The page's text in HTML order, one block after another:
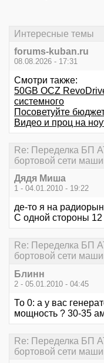
Интересные темы
forums-kuban.ru
08.08.2026 - 17:31
Смотри также:
50GB OCZ
системного
Посоветуйте
Видео и проц на
Re: Переделка БП
бортовой сети
Дядя Миша
1 - 04.01.2010 - 19:22
де-то я на
С одной стороны 12
Re: Переделка БП
бортовой сети
Блинн
2 - 05.01.2010 - 04:45
То 0: а у вас
мощность ? 30-35
Re: Переделка БП
бортовой сети